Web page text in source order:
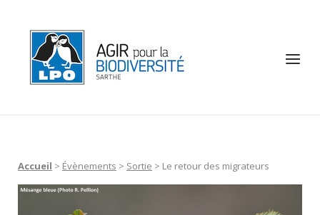
content
Menu
Accueil > Évènements > Sortie > Le retour des migrateurs